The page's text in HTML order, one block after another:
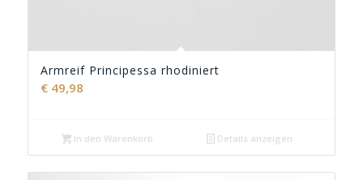
Armreif Principessa rhodiniert
€49,98
In den Warenkorb Details anzeigen